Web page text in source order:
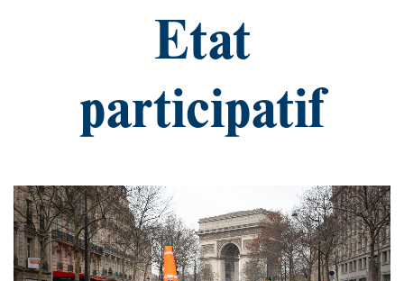
Etat
participatif